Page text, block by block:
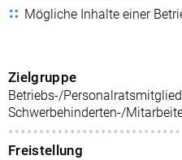
Mögliche Inhalte einer
Zielgruppe
Betriebs-/
Schwerbehinderten-/
Freistellung